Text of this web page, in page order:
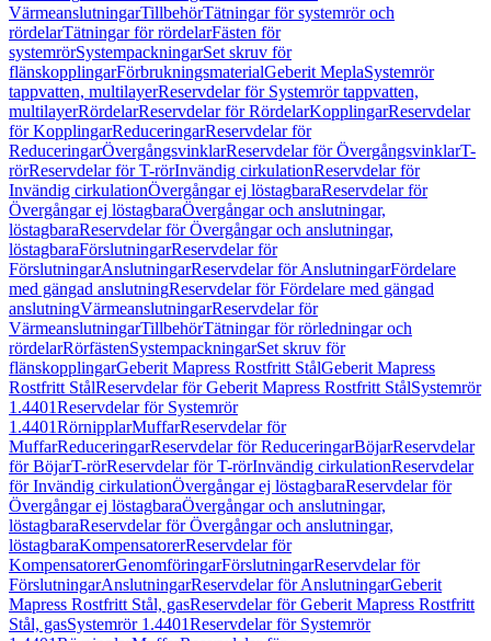
VärmeanslutningarTillbehörTätningar för systemrör och
rördelarTätningar för rördelarFästen för
systemrörSystempackningarSet skruv för
flänskopplingarFörbrukningsmaterialGeberit MeplaSystemrör
tappvatten, multilayerReservdelar för Systemrör tappvatten,
multilayerRördelarReservdelar för RördelarKopplingarReservdelar
för KopplingarReduceringarReservdelar för
ReduceringarÖvergångsvinklarReservdelar för ÖvergångsvinklarT-
rörReservdelar för T-rörInvändig cirkulationReservdelar för
Invändig cirkulationÖvergångar ej löstagbaraReservdelar för
Övergångar ej löstagbaraÖvergångar och anslutningar,
löstagbaraReservdelar för Övergångar och anslutningar,
löstagbaraFörslutningarReservdelar för
FörslutningarAnslutningarReservdelar för AnslutningarFördelare
med gängad anslutningReservdelar för Fördelare med gängad
anslutningVärmeanslutningarReservdelar för
VärmeanslutningarTillbehörTätningar för rörledningar och
rördelarRörfästenSystempackningarSet skruv för
flänskopplingarGeberit Mapress Rostfritt StålGeberit Mapress
Rostfritt StålReservdelar för Geberit Mapress Rostfritt StålSystemrör
1.4401Reservdelar för Systemrör
1.4401RörnipplarMuffarReservdelar för
MuffarReduceringarReservdelar för ReduceringarBöjarReservdelar
för BöjarT-rörReservdelar för T-rörInvändig cirkulationReservdelar
för Invändig cirkulationÖvergångar ej löstagbaraReservdelar för
Övergångar ej löstagbaraÖvergångar och anslutningar,
löstagbaraReservdelar för Övergångar och anslutningar,
löstagbaraKompensatorerReservdelar för
KompensatorerGenomföringarFörslutningarReservdelar för
FörslutningarAnslutningarReservdelar för AnslutningarGeberit
Mapress Rostfritt Stål, gasReservdelar för Geberit Mapress Rostfritt
Stål, gasSystemrör 1.4401Reservdelar för Systemrör